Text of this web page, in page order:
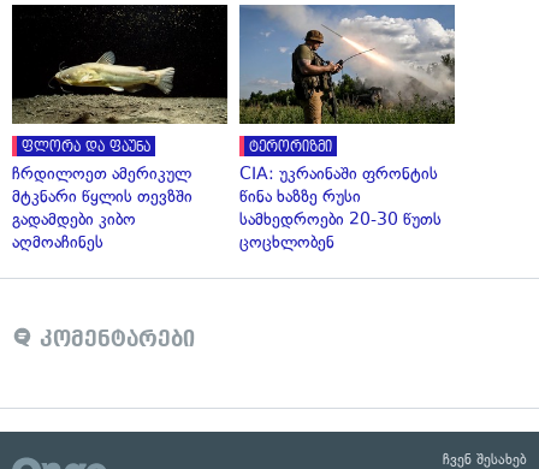
ფლორა და ფაუნა
ჩრდილოეთ ამერიკულ
მტკნარი წყლის თევზში
გადამდები კიბო
აღმოაჩინეს
ტერორიზმი
CIA: უკრაინაში ფრონტის
წინა ხაზზე რუსი
სამხედროები 20-30 წუთს
ცოცხლობენ
კომენტარები
ჩვენ შესახებ